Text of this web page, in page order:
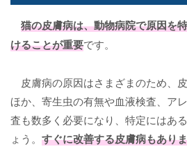
猫の皮膚病は、動物病院で原因を
けることが重要です。
皮膚病の原因はさまざまのため、
ほか、寄生虫の有無や血液検査、ア
査も数多く必要になり、特定にはあ
ょう。 すぐに改善する皮膚病もあり